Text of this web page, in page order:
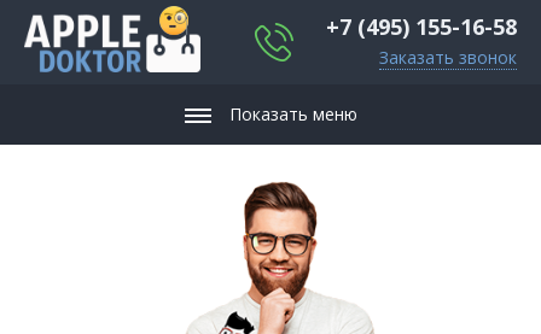
Показать меню
+7 (495) 155-16-58
Заказать звонок